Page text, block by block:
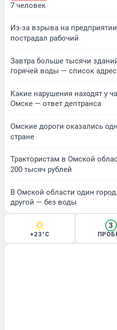
7 человек
Из-за взрыва на
пострадал рабочий
Завтра больше тысячи
горячей воды — список
Какие нарушения находят у
Омске — ответ дептранса
Омские дороги оказались
стране
Трактористам в Омской
200 тысяч рублей
В Омской области один город
другой — без воды
+23°C
3